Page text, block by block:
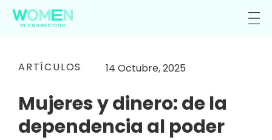
ARTÍCULOS 14 Octubre, 2025
Mujeres y dinero: de la
dependencia al poder